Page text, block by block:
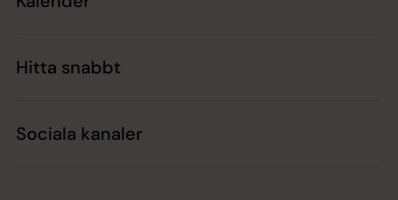
Hitta snabbt
Sociala kanaler